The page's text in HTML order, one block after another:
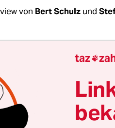
von Bert Schulz und
geht es bei rot-rot-
oder möglichst
Wir konzentrieren
Cluster: Optik,
taz 